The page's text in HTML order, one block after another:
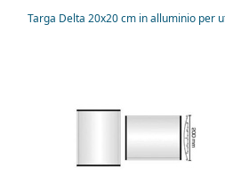
Targa Delta 20x20 cm in alluminio per